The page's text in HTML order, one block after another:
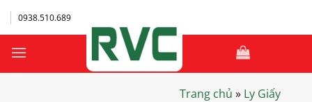
Bỏ
qua
dung
0938.510.689
Trang chủ » Ly Giấy